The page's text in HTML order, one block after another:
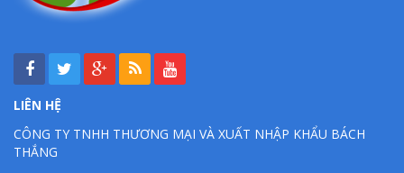
LIÊN HỆ
CÔNG TY TNHH THƯƠNG MẠI VÀ XUẤT NHẬP KHẨU BÁCH
THẮNG